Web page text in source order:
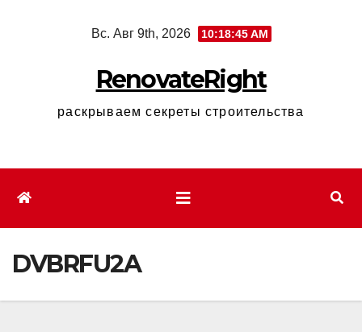
Вс. Авг 9th, 2026 10:18:46 AM
RenovateRight
раскрываем секреты строительства
DVBRFU2A